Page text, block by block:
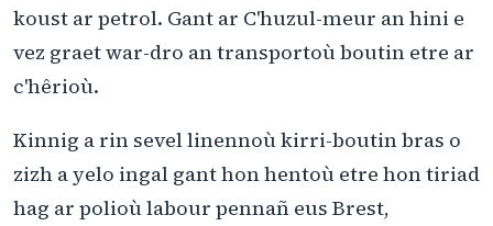
koust ar petrol. Gant ar C'huzul-meur an hini e
vez graet war-dro an transportoù boutin etre ar
c'hêrioù.
Kinnig a rin sevel linennoù kirri-boutin bras o
zizh a yelo ingal gant hon hentoù etre hon tiriad
hag ar polioù labour pennañ eus Brest,